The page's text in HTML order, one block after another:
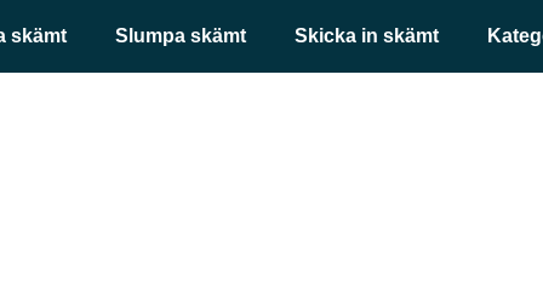
skämt Slumpa skämt Skicka in skämt